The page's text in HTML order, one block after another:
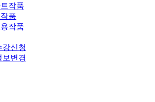
작품
품
작품
강신청
보변경